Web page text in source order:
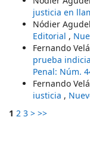
justicia en
Nódier
Editorial ,
Fernando
prueba
Penal: Núm.
Fernando
iusticia ,
1 2 3 > >>